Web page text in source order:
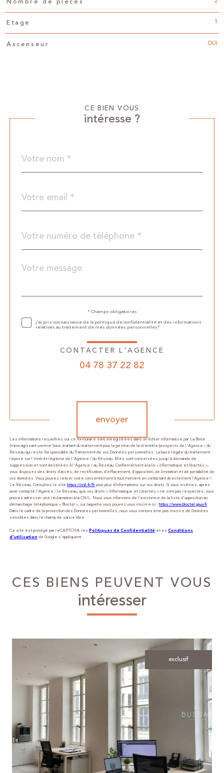
Etage 1
Ascenseur OUI
CE BIEN VOUS
intéresse ?
par
*
*
*
Fieldset
par
Message
*
* Champs obligatoires
j'ai pris connaissance de la politique de confidentialité et des informations
relatives au traitement de mes données personnelles*
CONTACTER L'AGENCE
04 78 37 22 82
envoyer
Les informations recueillies sur ce formulaire sont enregistrées dans un fichier informatisé par La Boite
Immo agissant comme Sous-traitant du traitement pour la gestion de la clientèle/prospects de l'Agence / du
Réseau qui reste Responsable du Traitement de vos Données personnelles. La base légale du traitement
repose sur l'intérêt légitime de l'Agence / du Réseau. Elles sont conservées jusqu'à demande de
suppression et sont destinées à l'Agence / au Réseau. Conformément à la loi « informatique et libertés »,
vous disposez des droits d’accès, de rectification, d’effacement, d’opposition, de limitation et de portabilité de
vos données. Vous pouvez retirer votre consentement à tout moment en contactant directement l’Agence /
Le Réseau. Consultez le site https://cnil.fr/frpour plus d’informations sur vos droits. Si vous estimez, après
avoir contacté l'Agence / le Réseau, que vos droits « Informatique et Libertés » ne sont pas respectés, vous
pouvez adresser une réclamation à la CNIL. Nous vous informons de l’existence de la liste d'opposition au
démarchage téléphonique « Bloctel », sur laquelle vous pouvez vous inscrire ici :https://www.bloctel.gouv.fr.
Dans le cadre de la protection des Données personnelles, nous vous invitons à ne pas inscrire de Données
sensibles dans le champ de saisie libre.
Ce site est protégé par reCAPTCHA, les Politiques de Confidentialité et es Conditions
d'utilisation de Google s'appliquent.
CES BIENS PEUVENT VOUS
intéresser
exclusif
voir le bien